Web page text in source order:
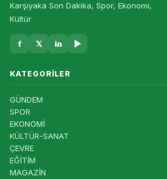
Karşıyaka Son Dakika, Spor, Ekonomi,
Kültür
f 𝕏 in ▶
KATEGORILER
GÜNDEM
SPOR
EKONOMİ
KÜLTÜR-SANAT
ÇEVRE
EĞİTİM
MAGAZİN